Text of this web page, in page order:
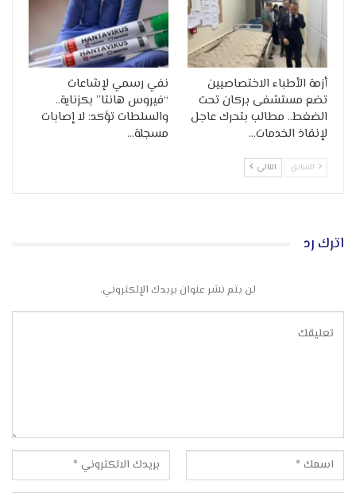
أزمة الأطباء الاختصاصيين
تضع مستشفى بركان تحت
الضغط.. مطالب بتحرك عاجل
لإنقاذ الخدمات…
نفي رسمي لإشاعات
“فيروس هانتا” بكزناية..
والسلطات تؤكد: لا إصابات
مسجلة…
السابق التالي
اترك رد
لن يتم نشر عنوان بريدك الإلكتروني.